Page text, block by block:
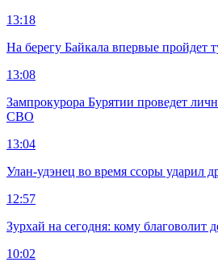
13:18
На берегу Байкала впервые пройдет
13:08
Зампрокурора Бурятии проведет
СВО
13:04
Улан-удэнец во время ссоры ударил
12:57
Зурхай на сегодня: кому благоволит
10:02